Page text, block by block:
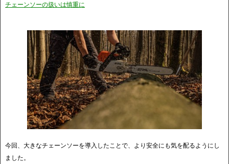
チェーンソーの扱いは慎重に
今回、大きなチェーンソーを導入したことで、より安全にも気を配るようにし
ました。